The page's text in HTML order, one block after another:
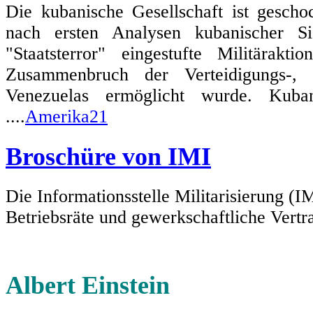
Die kubanische Gesellschaft ist
nach ersten Analysen kubanischer
"Staatsterror" eingestufte
Zusammenbruch der Verteidigungs-,
Venezuelas ermöglicht wurde.
....Amerika21
Broschüre von IMI
Die Informationsstelle Militarisierung
Betriebsräte und gewerkschaftliche
Albert Einstein